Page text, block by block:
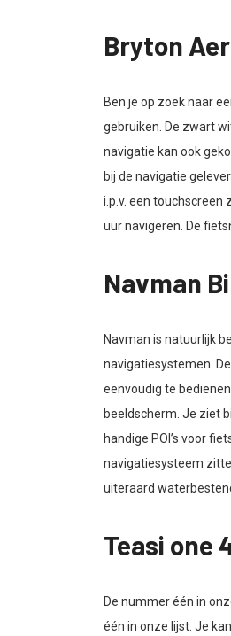
Bryton
Ben je op zoek naar
gebruiken. De zwart
navigatie kan ook
bij de navigatie
i.p.v. een touchscreen
uur navigeren. De
Navman
Navman is natuurlijk
navigatiesystemen. De
eenvoudig te
beeldscherm. Je ziet
handige POI’s voor
navigatiesysteem
uiteraard
Teasi one
De nummer één in
één in onze lijst. Je